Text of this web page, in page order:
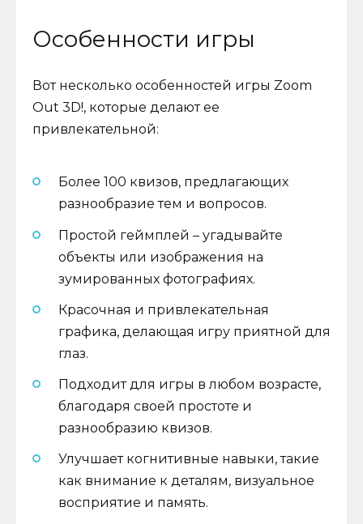
Особенности игры
Вот несколько особенностей игры Zoom
Out 3D!, которые делают ее
привлекательной:
Более 100 квизов, предлагающих
разнообразие тем и вопросов.
Простой геймплей – угадывайте
объекты или изображения на
зумированных фотографиях.
Красочная и привлекательная
графика, делающая игру приятной для
глаз.
Подходит для игры в любом возрасте,
благодаря своей простоте и
разнообразию квизов.
Улучшает когнитивные навыки, такие
как внимание к деталям, визуальное
восприятие и память.